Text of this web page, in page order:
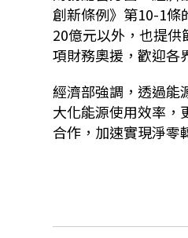
創新條例》第10-1條
20億元以外，也提
項財務奧援，歡迎各
經濟部強調，透過能
大化能源使用效率，
合作，加速實現淨零